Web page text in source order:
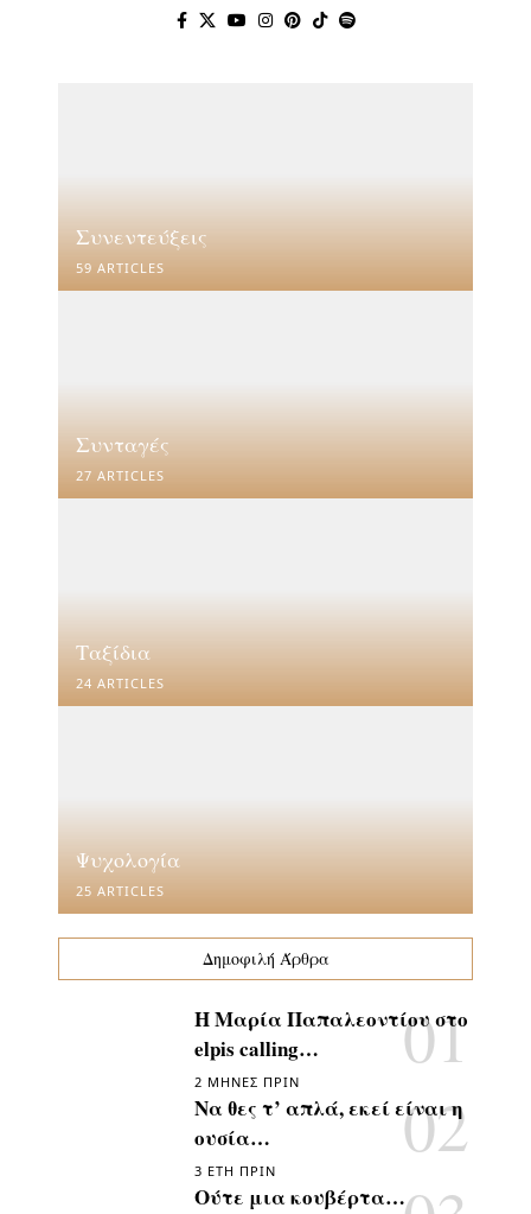
Συνεντεύξεις
59 ARTICLES
Συνταγές
27 ARTICLES
Ταξίδια
24 ARTICLES
Ψυχολογία
25 ARTICLES
Δημοφιλή Άρθρα
Η Μαρία Παπαλεοντίου στο
elpis calling…
2 ΜΉΝΕΣ ΠΡΙΝ
Να θες τ’ απλά, εκεί είναι η
ουσία…
3 ΈΤΗ ΠΡΙΝ
Ούτε μια κουβέρτα…